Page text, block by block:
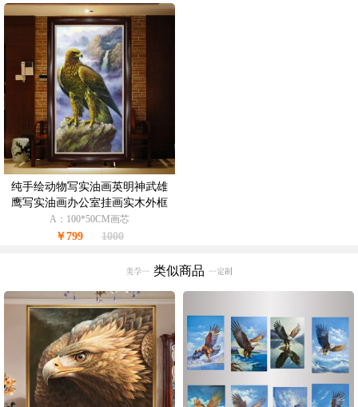
纯手绘动物写实油画英明神武雄
鹰写实油画办公室挂画实木外框
A：100*50CM画芯
￥799 1000
类似商品